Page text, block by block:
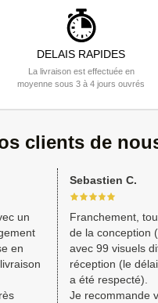
DELAIS RAPIDES
La livraison est effectuée en
moyenne sous 3 à 4 jours ouvrés
clients de
un
en
Sebastien C.
Franchement,
de la conception
avec 99 visuels
réception (le
a été respecté).
Je recommande